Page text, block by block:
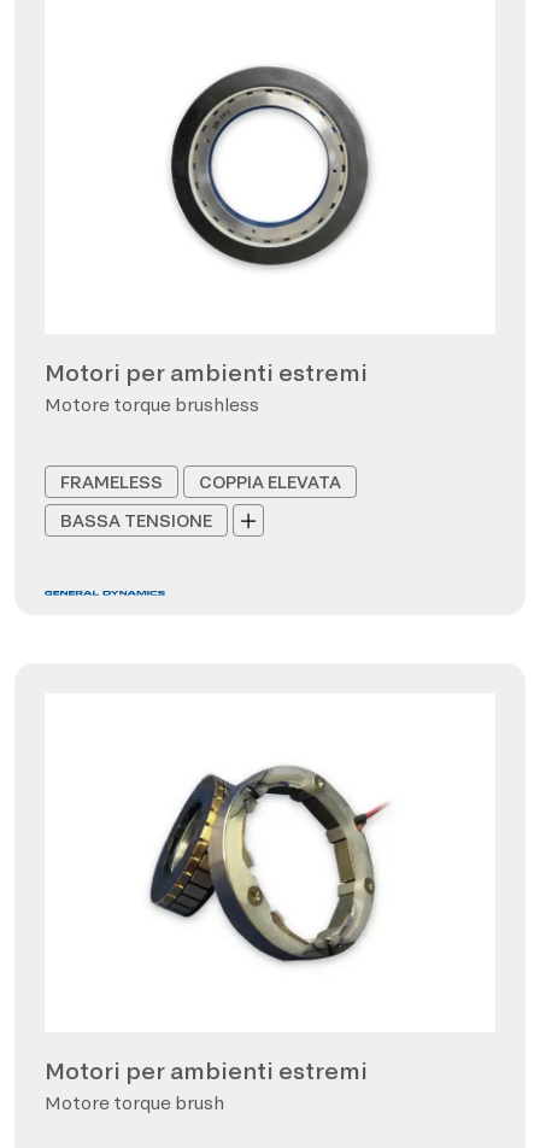
Motori per ambienti estremi
Motore torque brushless
FRAMELESS
COPPIA ELEVATA
BASSA TENSIONE
Motori per ambienti estremi
Motore torque brush